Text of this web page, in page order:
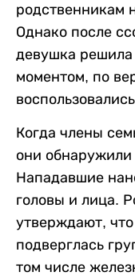
родственникам
Однако после
девушка решила
моментом, по
Когда члены
они
Нападавшие
головы и лица.
утверждают,
подверглась
том числе